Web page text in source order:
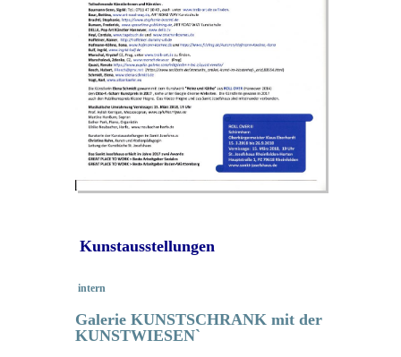
Kunstausstellungen
intern
Galerie KUNSTSCHRANK mit der
KUNSTWIESEN`